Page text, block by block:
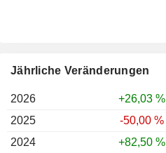
Jährliche Veränderungen
2026
+26,03 %
2025
-50,00 %
2024
+82,50 %